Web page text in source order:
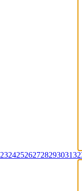
23242526272829303132